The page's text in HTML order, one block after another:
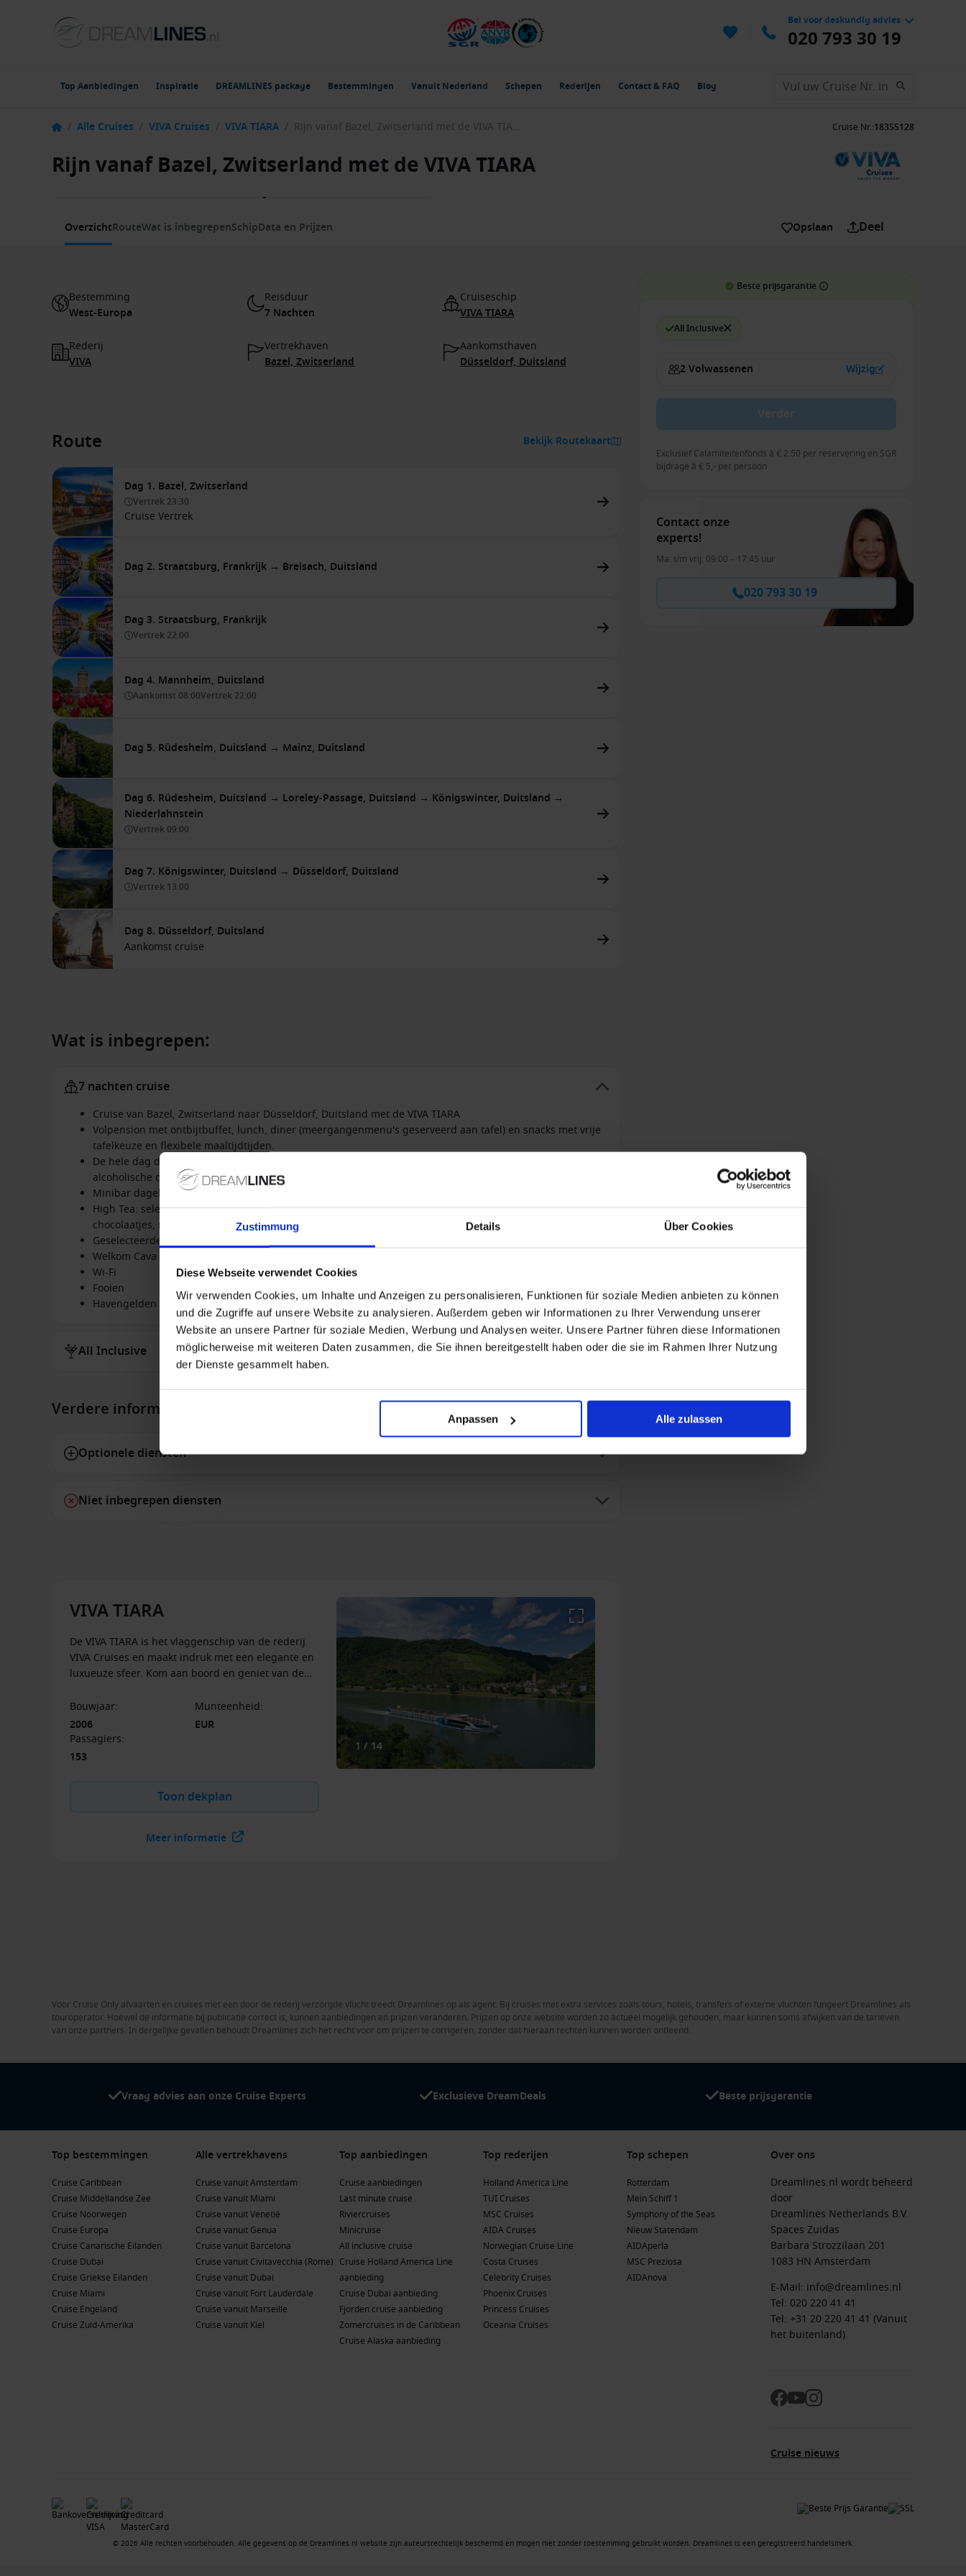
Zustimmung Details Über Cookies
Diese Webseite verwendet Cookies
Wir verwenden Cookies, um Inhalte und Anzeigen zu personalisieren, Funktionen für soziale Medien anbieten zu können
und die Zugriffe auf unsere Website zu analysieren. Außerdem geben wir Informationen zu Ihrer Verwendung unserer
Website an unsere Partner für soziale Medien, Werbung und Analysen weiter. Unsere Partner führen diese Informationen
möglicherweise mit weiteren Daten zusammen, die Sie ihnen bereitgestellt haben oder die sie im Rahmen Ihrer Nutzung
der Dienste gesammelt haben.
Anpassen Alle zulassen
Bel voor deskundig advies
020 793 30 19
Top Aanbiedingen Inspiratie DREAMLINES package Bestemmingen Vanuit Nederland Schepen Rederijen Contact & FAQ Blog
/ Alle Cruises / VIVA Cruises / VIVA TIARA / Rijn vanaf Bazel, Zwitserland met de VIVA TIARA Cruise Nr.:18355128
Rijn vanaf Bazel, Zwitserland met de VIVA TIARA
1 / 9
OverzichtRouteWat is inbegrepenSchipData en Prijzen Opslaan Deel
Bestemming
West-Europa
Reisduur
7 Nachten
Cruiseschip
VIVA TIARA
Rederij
VIVA
Vertrekhaven
Bazel, Zwitserland
Aankomsthaven
Düsseldorf, Duitsland
Route Bekijk Routekaart
Dag 1. Bazel, Zwitserland
Vertrek 23:30
Cruise Vertrek
Dag 2. Straatsburg, Frankrijk → Breisach, Duitsland
Dag 3. Straatsburg, Frankrijk
Vertrek 22:00
Dag 4. Mannheim, Duitsland
Aankomst 08:00Vertrek 22:00
Dag 5. Rüdesheim, Duitsland → Mainz, Duitsland
Dag 6. Rüdesheim, Duitsland → Loreley-Passage, Duitsland → Königswinter, Duitsland →
Niederlahnstein
Vertrek 09:00
Dag 7. Königswinter, Duitsland → Düsseldorf, Duitsland
Vertrek 13:00
Dag 8. Düsseldorf, Duitsland
Aankomst cruise
Wat is inbegrepen:
7 nachten cruise
Cruise van Bazel, Zwitserland naar Düsseldorf, Duitsland met de VIVA TIARA
Volpension met ontbijtbuffet, lunch, diner (meergangenmenu's geserveerd aan tafel) en snacks met vrije
tafelkeuze en flexibele maaltijdtijden.
De hele dag door hoogwaardige, koude en warme alcoholvrije dranken en een uitgelezen selectie
alcoholische dranken
Minibar dagelijks bijgevuld met niet-alcoholische dranken
High Tea: selectie van huisgemaakte scones met clotted cream en jam, sandwiches, cupcakes,
chocolaatjes, macarons, exclusieve theesoorten en andere lekkernijen (eenmaal per reis)
Geselecteerde schoonheidsproducten van RITUALS
Welkom Cava in de cabine
Wi-Fi
Fooien
Havengelden
All Inclusive Verwijderen
Verdere informatie
Optionele diensten
Niet inbegrepen diensten
1 / 14
VIVA TIARA
De VIVA TIARA is het vlaggenschip van de rederij
VIVA Cruises en maakt indruk met een elegante en
luxueuze sfeer. Kom aan boord en geniet van de
van Europa en het gevarieerde aanbod van dit
schip - van de wellnessruimte tot de panoramische
salon tot de scheepsboetiek.
Bouwjaar:
2006
Munteenheid:
EUR
Passagiers:
153
Toon dekplan
Meer informatie
Beste prijsgarantie
All Inclusive
2 Volwassenen Wijzig
Exclusief Calamiteitenfonds à € 2.50 per reservering en SGR
bijdrage à € 5,- per persoon
Contact onze
experts!
Ma. t/m vrij. 09:00 – 17:45 uur
020 793 30 19
Voor Cruise Only afvaarten en cruises met een door de rederij verzorgde vlucht treedt Dreamlines op als agent. Bij cruises met extra services zoals tours, hotels, transfers of externe vluchten fungeert Dreamlines als
touroperator. Hoewel de informatie bij publicatie correct is, kunnen aanbiedingen en prijzen veranderen. Prijzen op onze website worden zo actueel mogelijk gehouden, maar kunnen soms afwijken van de tarieven
van onze partners. In dergelijke gevallen behoudt Dreamlines zich het recht voor om prijzen te corrigeren, zonder dat hieraan rechten kunnen worden ontleend.
Vraag advies aan onze Cruise Experts Exclusieve DreamDeals Beste prijsgarantie
Top bestemmingen
Cruise Caribbean
Cruise Middellandse Zee
Cruise Noorwegen
Cruise Europa
Cruise Canarische Eilanden
Cruise Dubai
Cruise Griekse Eilanden
Cruise Miami
Cruise Engeland
Cruise Zuid-Amerika
Alle vertrekhavens
Cruise vanuit Amsterdam
Cruise vanuit Miami
Cruise vanuit Venetië
Cruise vanuit Genua
Cruise vanuit Barcelona
Cruise vanuit Civitavecchia (Rome)
Cruise vanuit Dubai
Cruise vanuit Fort Lauderdale
Cruise vanuit Marseille
Cruise vanuit Kiel
Top aanbiedingen
Cruise aanbiedingen
Last minute cruise
Riviercruises
Minicruise
All inclusive cruise
Cruise Holland America Line
aanbieding
Cruise Dubai aanbieding
Fjorden cruise aanbieding
Zomercruises in de Caribbean
Cruise Alaska aanbieding
Top rederijen
Holland America Line
TUI Cruises
MSC Cruises
AIDA Cruises
Norwegian Cruise Line
Costa Cruises
Celebrity Cruises
Phoenix Cruises
Princess Cruises
Oceania Cruises
Top schepen
Rotterdam
Mein Schiff 1
Symphony of the Seas
Nieuw Statendam
AIDAperla
MSC Preziosa
AIDAnova
Over ons
Dreamlines.nl wordt beheerd
door
Dreamlines Netherlands B.V.
Spaces Zuidas
Barbara Strozzilaan 201
1083 HN Amsterdam
E-Mail: info@dreamlines.nl
Tel: 020 220 41 41
Tel: +31 20 220 41 41 (Vanuit
het buitenland)
Cruise nieuws
© 2026 Alle rechten voorbehouden. Alle gegevens op de Dreamlines.nl website zijn auteursrechtelijk beschermd en mogen niet zonder toestemming gebruikt worden. Dreamlines is een geregistreerd handelsmerk.